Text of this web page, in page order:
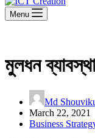
Menu
মুলধন
Md
March 22, 2021
Business